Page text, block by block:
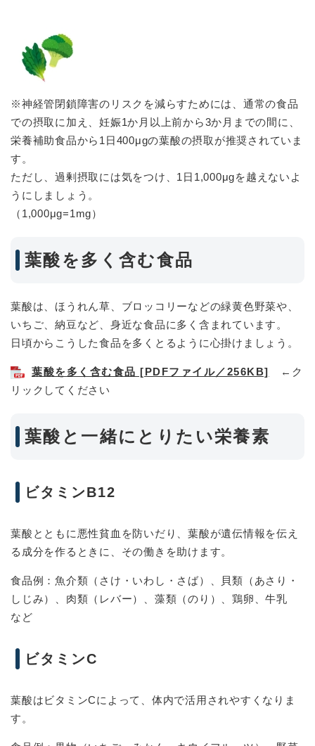
※神経管閉鎖障害のリスクを減らすためには、通常の食品
での摂取に加え、妊娠1か月以上前から3か月までの間に、
栄養補助食品から1日400μgの葉酸の摂取が推奨されていま
す。
ただし、過剰摂取には気をつけ、1日1,000μgを越えないよ
うにしましょう。
（1,000μg=1mg）
葉酸を多く含む食品
葉酸は、ほうれん草、ブロッコリーなどの緑黄色野菜や、
いちご、納豆など、身近な食品に多く含まれています。
日頃からこうした食品を多くとるように心掛けましょう。
葉酸を多く含む食品 [PDFファイル／256KB]
←ク
リックしてください
葉酸と一緒にとりたい栄養素
ビタミンB12
葉酸とともに悪性貧血を防いだり、葉酸が遺伝情報を伝え
る成分を作るときに、その働きを助けます。
食品例：魚介類（さけ・いわし・さば）、貝類（あさり・
しじみ）、肉類（レバー）、藻類（のり）、鶏卵、牛乳
など
ビタミンC
葉酸はビタミンCによって、体内で活用されやすくなりま
す。